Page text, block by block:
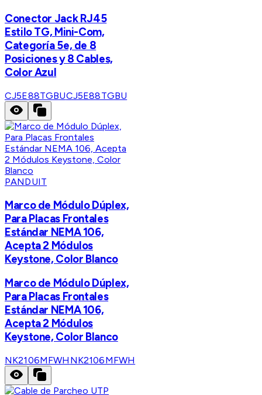
Conector Jack RJ45
Estilo TG, Mini-Com,
Categoría 5e, de 8
Posiciones y 8 Cables,
Color Azul
CJ5E88TGBUCJ5E88TGBU
PANDUIT
Marco de Módulo Dúplex,
Para Placas Frontales
Estándar NEMA 106,
Acepta 2 Módulos
Keystone, Color Blanco
Marco de Módulo Dúplex,
Para Placas Frontales
Estándar NEMA 106,
Acepta 2 Módulos
Keystone, Color Blanco
NK2106MFWH NK2106MFWH